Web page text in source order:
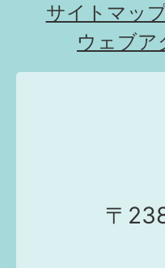
サイトマッ
ウェブア
〒